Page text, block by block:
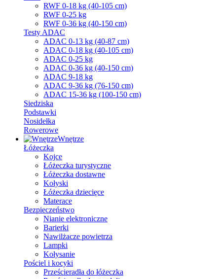
RWF 0-18 kg (40-105 cm)
RWF 0-25 kg
RWF 0-36 kg (40-150 cm)
Testy ADAC
ADAC 0-13 kg (40-87 cm)
ADAC 0-18 kg (40-105 cm)
ADAC 0-25 kg
ADAC 0-36 kg (40-150 cm)
ADAC 9-18 kg
ADAC 9-36 kg (76-150 cm)
ADAC 15-36 kg (100-150 cm)
Siedziska
Podstawki
Nosidełka
Rowerowe
Wnętrze
Łóżeczka
Kojce
Łóżeczka turystyczne
Łóżeczka dostawne
Kołyski
Łóżeczka dziecięce
Materace
Bezpieczeństwo
Nianie elektroniczne
Barierki
Nawilżacze powietrza
Lampki
Kołysanie
Pościel i kocyki
Prześcieradła do łóżeczka